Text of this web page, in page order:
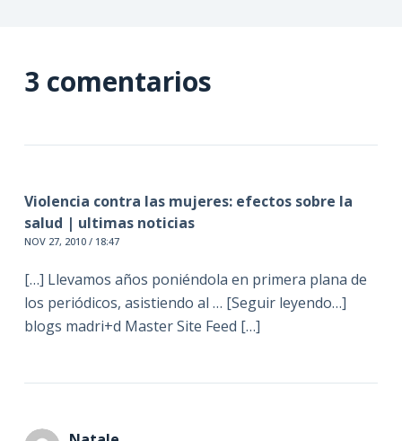
3 comentarios
Violencia contra las mujeres: efectos sobre la
salud | ultimas noticias
NOV 27, 2010 / 18:47
[…] Llevamos años poniéndola en primera plana de
los periódicos, asistiendo al … [Seguir leyendo…]
blogs madri+d Master Site Feed […]